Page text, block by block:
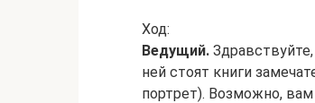
Ход:
Ведущий.
ней стоят книги
портрет). Возможно, вам